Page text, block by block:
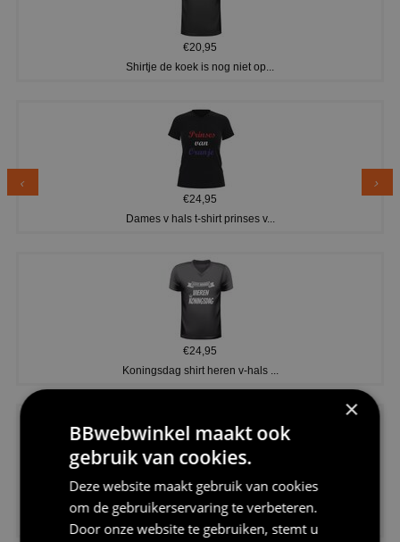
€20,95
Shirtje de koek is nog niet op...
€24,95
Dames v hals t-shirt prinses v...
€24,95
Koningsdag shirt heren v-hals ...
€24,95
V-hals shirt rood wit blauw st...
×
BBwebwinkel maakt ook
gebruik van cookies.
Deze website maakt gebruik van cookies
om de gebruikerservaring te verbeteren.
Door onze website te gebruiken, stemt u